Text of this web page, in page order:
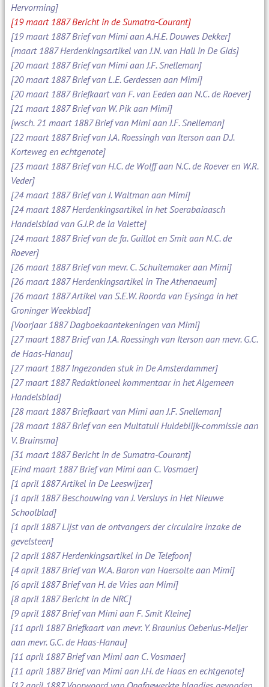
Hervorming]
[19 maart 1887 Bericht in de Sumatra-Courant]
[19 maart 1887 Brief van Mimi aan A.H.E. Douwes Dekker]
[maart 1887 Herdenkingsartikel van J.N. van Hall in De Gids]
[20 maart 1887 Brief van Mimi aan J.F. Snelleman]
[20 maart 1887 Brief van L.E. Gerdessen aan Mimi]
[20 maart 1887 Briefkaart van F. van Eeden aan N.C. de Roever]
[21 maart 1887 Brief van W. Pik aan Mimi]
[wsch. 21 maart 1887 Brief van Mimi aan J.F. Snelleman]
[22 maart 1887 Brief van J.A. Roessingh van Iterson aan D.J.
Korteweg en echtgenote]
[23 maart 1887 Brief van H.C. de Wolff aan N.C. de Roever en W.R.
Veder]
[24 maart 1887 Brief van J. Waltman aan Mimi]
[24 maart 1887 Herdenkingsartikel in het Soerabaiaasch
Handelsblad van G.J.P. de la Valette]
[24 maart 1887 Brief van de fa. Guillot en Smit aan N.C. de
Roever]
[26 maart 1887 Brief van mevr. C. Schuitemaker aan Mimi]
[26 maart 1887 Herdenkingsartikel in The Athenaeum]
[26 maart 1887 Artikel van S.E.W. Roorda van Eysinga in het
Groninger Weekblad]
[Voorjaar 1887 Dagboekaantekeningen van Mimi]
[27 maart 1887 Brief van J.A. Roessingh van Iterson aan mevr. G.C.
de Haas-Hanau]
[27 maart 1887 Ingezonden stuk in De Amsterdammer]
[27 maart 1887 Redaktioneel kommentaar in het Algemeen
Handelsblad]
[28 maart 1887 Briefkaart van Mimi aan J.F. Snelleman]
[28 maart 1887 Brief van een Multatuli Huldeblijk-commissie aan
V. Bruinsma]
[31 maart 1887 Bericht in de Sumatra-Courant]
[Eind maart 1887 Brief van Mimi aan C. Vosmaer]
[1 april 1887 Artikel in De Leeswijzer]
[1 april 1887 Beschouwing van J. Versluys in Het Nieuwe
Schoolblad]
[1 april 1887 Lijst van de ontvangers der circulaire inzake de
gevelsteen]
[2 april 1887 Herdenkingsartikel in De Telefoon]
[4 april 1887 Brief van W.A. Baron van Haersolte aan Mimi]
[6 april 1887 Brief van H. de Vries aan Mimi]
[8 april 1887 Bericht in de NRC]
[9 april 1887 Brief van Mimi aan F. Smit Kleine]
[11 april 1887 Briefkaart van mevr. Y. Braunius Oeberius-Meijer
aan mevr. G.C. de Haas-Hanau]
[11 april 1887 Brief van Mimi aan C. Vosmaer]
[11 april 1887 Brief van Mimi aan J.H. de Haas en echtgenote]